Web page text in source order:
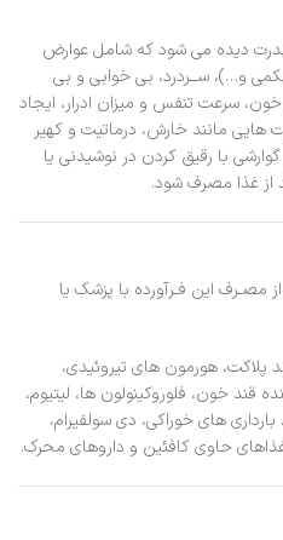
دیده می شود که شامل عوارض
و…)، ســردرد، بی خوابی و بی
خون، سرعت تنفس و میزان ادرار، ایجاد
هایی مانند خارش، درماتیت و کهیر
با رقیق کردن در نوشیدنی یا
از غذا مصرف شود.
مصـرف این فـرآورده با پزشک یا
پلاکت، هورمون های تیروئیدی،
قند خون، فلوروکینولون ها، لیتیوم،
های خوراکی، دی سولفیرام،
غذاهای حاوی کافئین و داروهای محرک.